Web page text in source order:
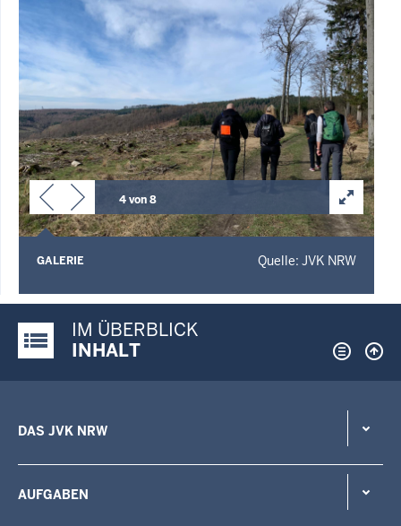
4 von 8
Quelle: JVK NRW
GALERIE
Justiz-Portal im Überblick:
IM ÜBERBLICK
INHALT
DAS JVK NRW
AUFGABEN